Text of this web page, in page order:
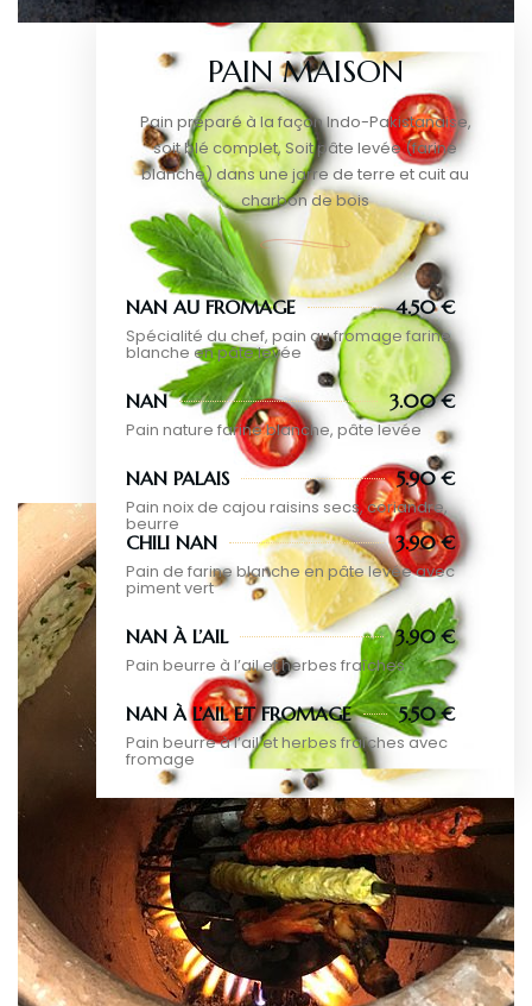
PAIN MAISON
Pain préparé à la façon Indo-Pakistanaise,
soit blé complet, Soit pâte levée (farine
blanche) dans une jarre de terre et cuit au
charbon de bois
NAN AU FROMAGE 4.50 €
Spécialité du chef, pain au fromage farine
blanche en pâte levée
NAN 3.00 €
Pain nature farine blanche, pâte levée
NAN PALAIS 5.90 €
Pain noix de cajou raisins secs, coriandre,
beurre
CHILI NAN 3.90 €
Pain de farine blanche en pâte levée avec
piment vert
NAN À L’AIL 3.90 €
Pain beurre à l’ail et herbes fraîches
NAN À L’AIL ET FROMAGE 5.50 €
Pain beurre à l’ail et herbes fraîches avec
fromage